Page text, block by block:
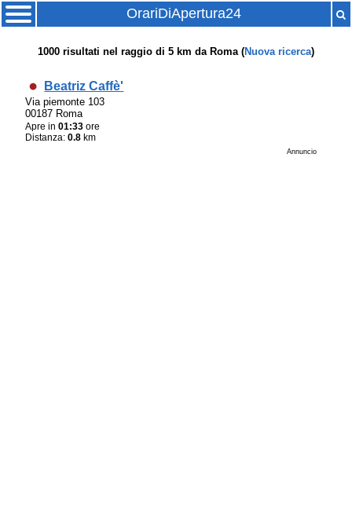
OrariDiApertura24
1000 risultati nel raggio di 5 km da Roma (Nuova ricerca)
Beatriz Caffè'
Via piemonte 103
00187 Roma
Apre in01:33 ore
Distanza:0.8 km
Annuncio